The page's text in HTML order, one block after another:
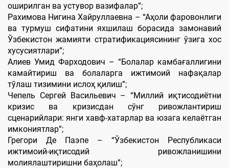
оширилган ва устувор вазифалар”;
Рахимова Нигина Хайруллаевна – “Аҳоли фаровонлиги
ва турмуш сифатини яхшилаш борасида замонавий
Ўзбекистон жамияти стратификациясининг ўзига хос
хусусиятлари”;
Алиев Умид Фарходович – “Болалар камбағаллигини
камайтириш ва болаларга ижтимоий нафақалар
тўлаш тизимини ислоҳ қилиш”;
Чепель Сергей Васильевич – “Миллий иқтисодиётни
кризис ва кризисдан сўнг ривожлантириш
сценарийлари: янги хавф-хатарлар ва юзага келаётган
имкониятлар”;
Грегори Де Паэпе – “Ўзбекистон Республикаси
ижтимоий-иқтисодий ривожланишини
молиялаштиришни баҳолаш”;